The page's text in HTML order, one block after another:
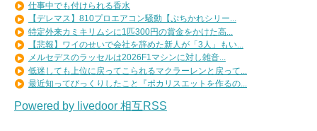
仕事中でも付けられる香水
【デレマス】810プロエアコン騒動【ぷちかれシリー...
特定外来カミキリムシに1匹300円の賞金をかけた高...
【悲報】ワイのせいで会社を辞めた新人が「3人」もい...
メルセデスのラッセルは2026F1マシンに対し雑音...
低迷しても上位に戻ってこられるマクラーレンと戻って...
最近知ってびっくりしたこと『ポカリスエットを作るの...
Powered by livedoor 相互RSS